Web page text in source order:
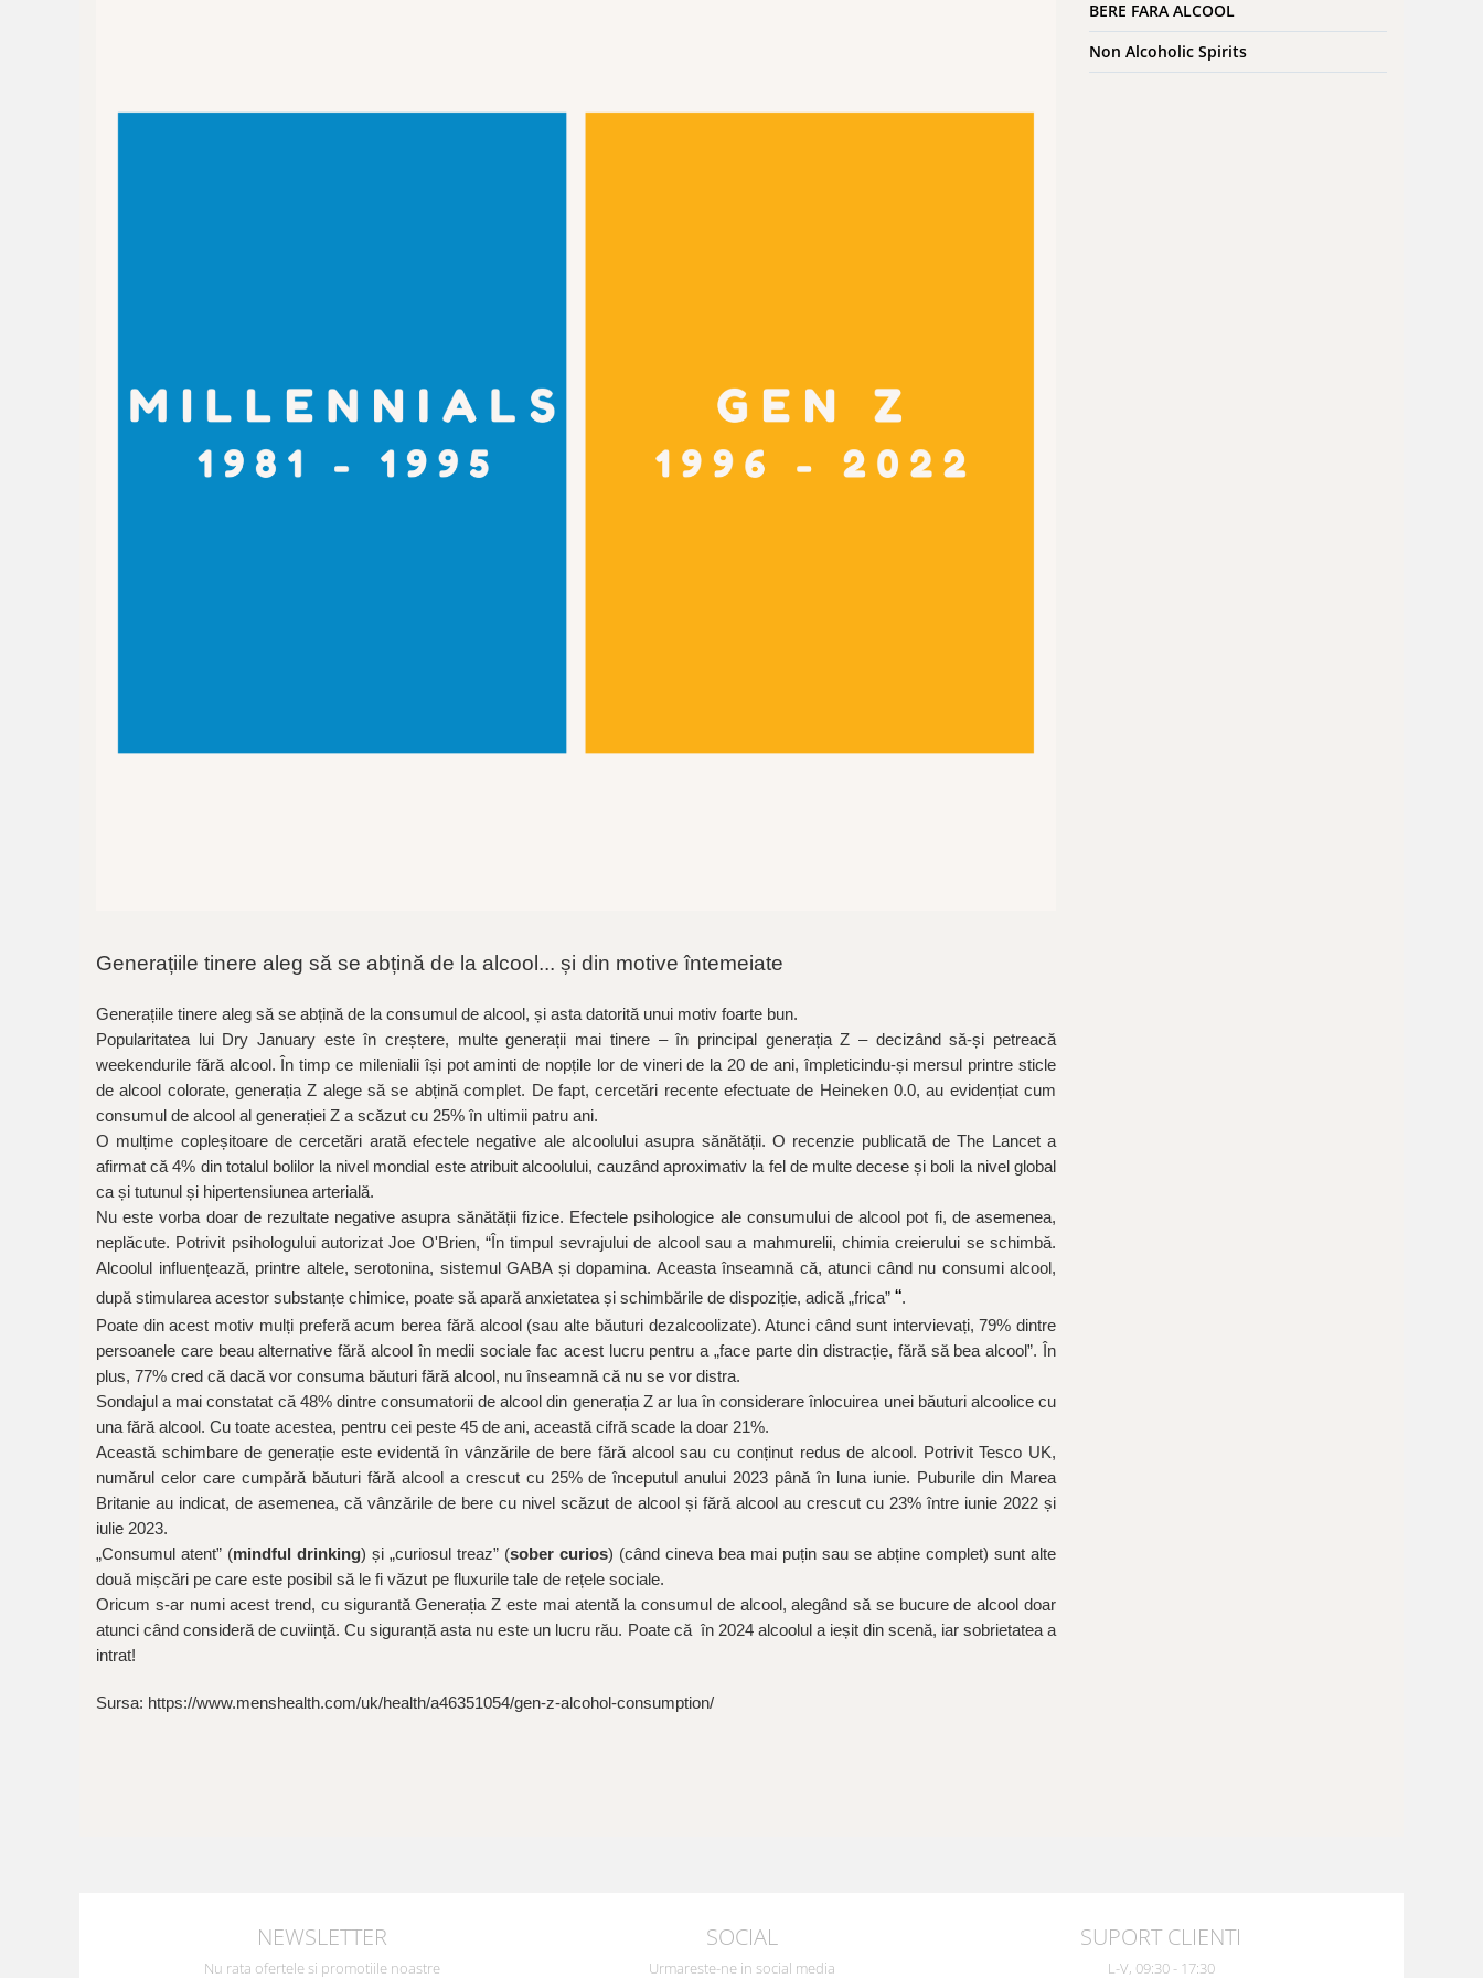
Generațiile tinere aleg să se abțină de la alcool... și din motive întemeiate
Generațiile tinere aleg să se abțină de la consumul de alcool, și asta datorită unui motiv foarte bun.
Popularitatea lui Dry January este în creștere, multe generații mai tinere – în principal generația Z – decizând să-și petreacă
weekendurile fără alcool. În timp ce milenialii își pot aminti de nopțile lor de vineri de la 20 de ani, împleticindu-și mersul printre sticle
de alcool colorate, generația Z alege să se abțină complet. De fapt, cercetări recente efectuate de Heineken 0.0, au evidențiat cum
consumul de alcool al generației Z a scăzut cu 25% în ultimii patru ani.
O mulțime copleșitoare de cercetări arată efectele negative ale alcoolului asupra sănătății. O recenzie publicată de The Lancet a
afirmat că 4% din totalul bolilor la nivel mondial este atribuit alcoolului, cauzând aproximativ la fel de multe decese și boli la nivel global
ca și tutunul și hipertensiunea arterială.
Nu este vorba doar de rezultate negative asupra sănătății fizice. Efectele psihologice ale consumului de alcool pot fi, de asemenea,
neplăcute. Potrivit psihologului autorizat Joe O'Brien, “În timpul sevrajului de alcool sau a mahmurelii, chimia creierului se schimbă.
Alcoolul influențează, printre altele, serotonina, sistemul GABA și dopamina. Aceasta înseamnă că, atunci când nu consumi alcool,
după stimularea acestor substanțe chimice, poate să apară anxietatea și schimbările de dispoziție, adică „frica” “.
Poate din acest motiv mulți preferă acum berea fără alcool (sau alte băuturi dezalcoolizate). Atunci când sunt intervievați, 79% dintre
persoanele care beau alternative fără alcool în medii sociale fac acest lucru pentru a „face parte din distracție, fără să bea alcool”. În
plus, 77% cred că dacă vor consuma băuturi fără alcool, nu înseamnă că nu se vor distra.
Sondajul a mai constatat că 48% dintre consumatorii de alcool din generația Z ar lua în considerare înlocuirea unei băuturi alcoolice cu
una fără alcool. Cu toate acestea, pentru cei peste 45 de ani, această cifră scade la doar 21%.
Această schimbare de generație este evidentă în vânzările de bere fără alcool sau cu conținut redus de alcool. Potrivit Tesco UK,
numărul celorcare cumpără băuturi fără alcool a crescut cu 25% de începutul anului 2023 până în luna iunie. Puburile din Marea
Britanie au indicat, de asemenea, că vânzările de bere cu nivel scăzut de alcool și fără alcool au crescut cu 23% între iunie 2022 și
iulie 2023.
„Consumul atent” (mindful drinking) și „curiosul treaz” (sober curios) (când cineva bea mai puțin sau se abține complet) sunt alte
două mișcări pe care este posibil să le fi văzut pe fluxurile tale de rețele sociale.
Oricum s-ar numi acest trend, cu sigurantă Generația Z este mai atentă la consumul de alcool, alegând să se bucure de alcool doar
atunci când consideră de cuviință. Cu siguranță asta nu este un lucru rău. Poate că în 2024 alcoolul a ieșit din scenă, iar sobrietatea a
intrat!
Sursa: https://www.menshealth.com/uk/health/a46351054/gen-z-alcohol-consumption/
BERE FARA ALCOOL
Non Alcoholic Spirits
NEWSLETTER
Nu rata ofertele si promotiile noastre
SOCIAL
Urmareste-ne in social media
SUPORT CLIENTI
L-V, 09:30 - 17:30